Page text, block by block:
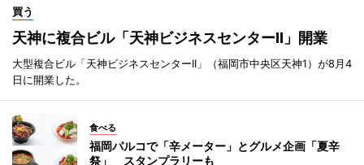
買う
天神に複合ビル「天神ビジネスセンターII」開業
大型複合ビル「天神ビジネスセンターII」（福岡市中央区天神1）が8月4
日に開業した。
食べる
福岡パルコで「辛メーター」とグルメ企画「夏辛
祭」 スタンプラリーも